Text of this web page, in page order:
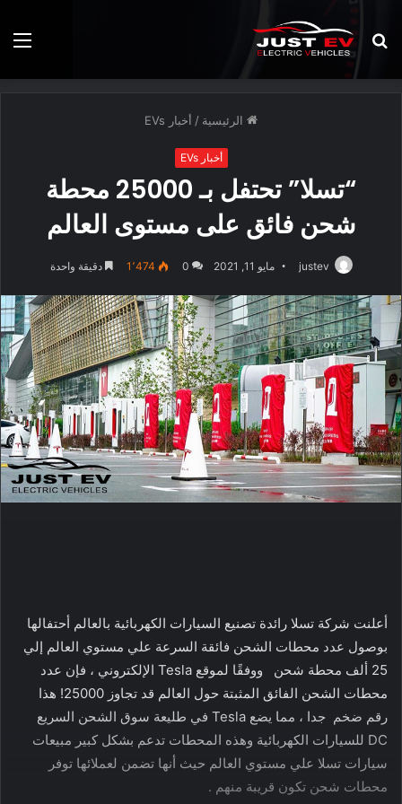
بحث
عن
الرئيسية / أخبار EVs
أخبار EVs
“تسلا” تحتفل بـ 25000 محطة
شحن فائق على مستوى العالم
justev مايو 11, 2021 0 1٬474 دقيقة واحدة
أعلنت شركة تسلا رائدة تصنيع السيارات الكهربائية بالعالم أحتفالها
بوصول عدد محطات الشحن فائقة السرعة علي مستوي العالم إلي
25 ألف محطة شحن ووفقًا لموقع Tesla الإلكتروني ، فإن عدد
محطات الشحن الفائق المثبتة حول العالم قد تجاوز 25000! هذا
رقم ضخم جدا ، مما يضع Tesla في طليعة سوق الشحن السريع
DC للسيارات الكهربائية وهذه المحطات تدعم بشكل كبير مبيعات
سيارات تسلا علي مستوي العالم حيث أنها تضمن لعملائها توفر
محطات شحن تكون قريبة منهم .